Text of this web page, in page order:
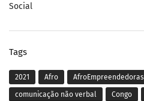
Social
Tags
2021 Afro AfroEmpreendedoras
comunicação não verbal Congo